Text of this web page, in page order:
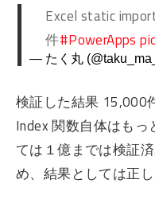
Excel static
件#PowerApps
— たく丸
検証した結果 15,000
Index 関数自体はもっ
ては１億までは検証
め、結果としては正し